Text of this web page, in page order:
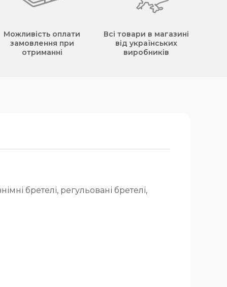
Можливість оплати
замовлення при
отриманні
Всі товари в магазині
від українських
виробників
бретелі, регульовані бретелі,